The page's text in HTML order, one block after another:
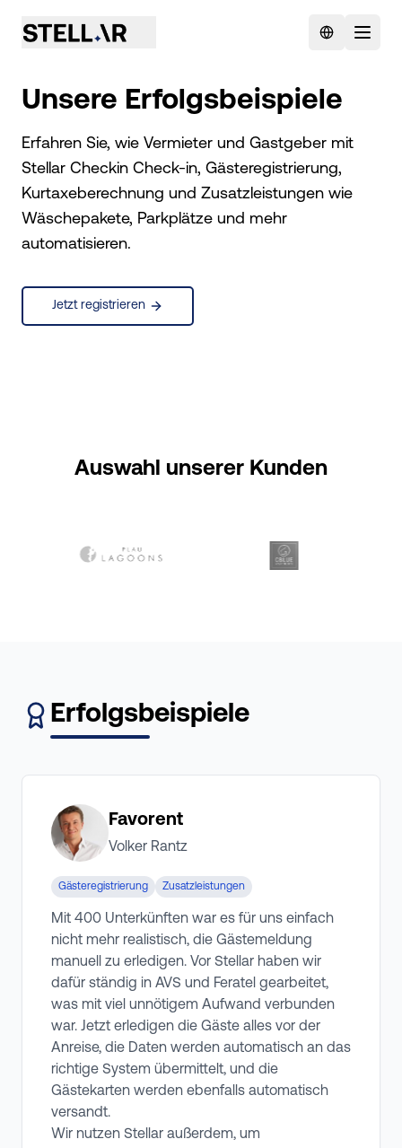
Unsere Erfolgsbeispiele
Erfahren Sie, wie Vermieter und Gastgeber mit
Stellar Checkin Check-in, Gästeregistrierung,
Kurtaxeberechnung und Zusatzleistungen wie
Wäschepakete, Parkplätze und mehr
automatisieren.
Jetzt registrieren
Auswahl unserer Kunden
Erfolgsbeispiele
Favorent
Volker Rantz
Gästeregistrierung Zusatzleistungen
Mit 400 Unterkünften war es für uns einfach
nicht mehr realistisch, die Gästemeldung
manuell zu erledigen. Vor Stellar haben wir
dafür ständig in AVS und Feratel gearbeitet,
was mit viel unnötigem Aufwand verbunden
war. Jetzt erledigen die Gäste alles vor der
Anreise, die Daten werden automatisch an das
richtige System übermittelt, und die
Gästekarten werden ebenfalls automatisch
versandt.
Wir nutzen Stellar außerdem, um